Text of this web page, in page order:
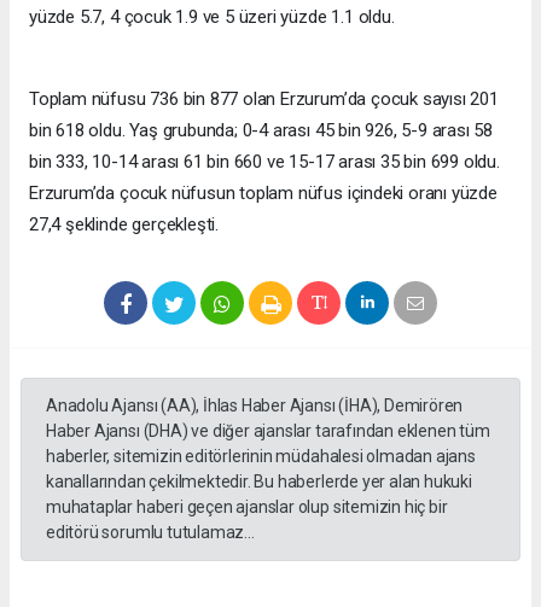
yüzde 5.7, 4 çocuk 1.9 ve 5 üzeri yüzde 1.1 oldu.
Toplam nüfusu 736 bin 877 olan Erzurum’da çocuk sayısı 201
bin 618 oldu. Yaş grubunda; 0-4 arası 45 bin 926, 5-9 arası 58
bin 333, 10-14 arası 61 bin 660 ve 15-17 arası 35 bin 699 oldu.
Erzurum’da çocuk nüfusun toplam nüfus içindeki oranı yüzde
27,4 şeklinde gerçekleşti.
Anadolu Ajansı (AA), İhlas Haber Ajansı (İHA), Demirören
Haber Ajansı (DHA) ve diğer ajanslar tarafından eklenen tüm
haberler, sitemizin editörlerinin müdahalesi olmadan ajans
kanallarından çekilmektedir. Bu haberlerde yer alan hukuki
muhataplar haberi geçen ajanslar olup sitemizin hiç bir
editörü sorumlu tutulamaz...